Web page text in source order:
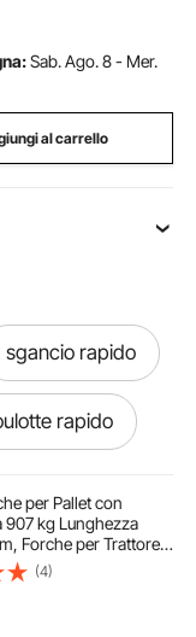
Sab. Ago. 8 - Mer.
al carrello
sgancio rapido
rapido
per Pallet con
907 kg Lunghezza
Forche per Trattore
per Impieghi
con Accessori
Caricatrice
(4)